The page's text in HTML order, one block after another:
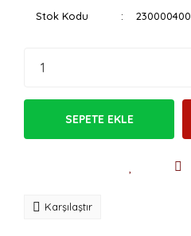
Stok Kodu 230000400
SEPETE EKLE
Karşılaştır